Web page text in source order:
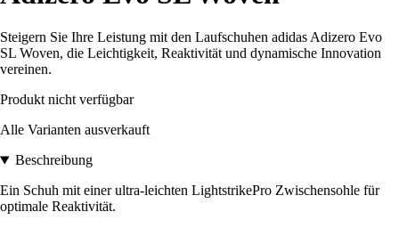
Steigern Sie Ihre Leistung mit den Laufschuhen adidas Adizero Evo
SL Woven, die Leichtigkeit, Reaktivität und dynamische Innovation
vereinen.
Produkt nicht verfügbar
Alle Varianten ausverkauft
Beschreibung
Ein Schuh mit einer ultra-leichten LightstrikePro Zwischensohle für
optimale Reaktivität.